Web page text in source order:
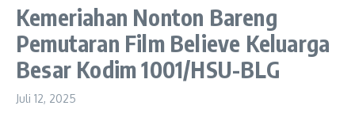
Kemeriahan Nonton Bareng
Pemutaran Film Believe Keluarga
Besar Kodim 1001/HSU-BLG
Juli 12, 2025